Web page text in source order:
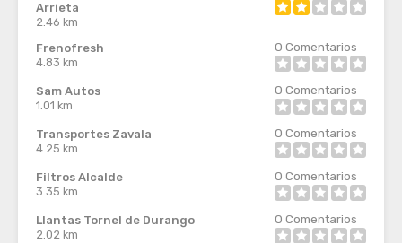
Arrieta
2.46 km
Frenofresh
4.83 km
0 Comentarios
Sam Autos
1.01 km
0 Comentarios
Transportes Zavala
4.25 km
0 Comentarios
Filtros Alcalde
3.35 km
0 Comentarios
Llantas Tornel de Durango
2.02 km
0 Comentarios